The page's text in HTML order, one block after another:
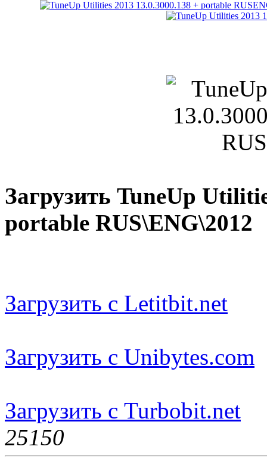
Загрузить TuneUp
portable RUS\ENG\2012
Загрузить с Letitbit.net
Загрузить с Unibytes.com
Загрузить с Turbobit.net
25150